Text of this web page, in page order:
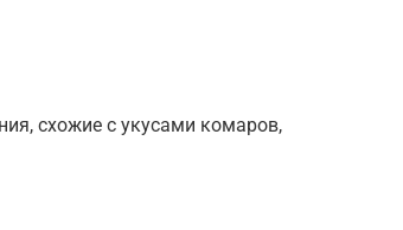
схожие с укусами комаров,